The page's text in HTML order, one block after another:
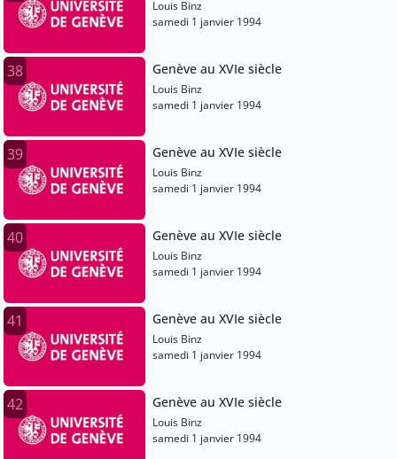
Louis Binz
samedi 1 janvier 1994
38 Genève au XVIe siècle
Louis Binz
samedi 1 janvier 1994
39 Genève au XVIe siècle
Louis Binz
samedi 1 janvier 1994
40 Genève au XVIe siècle
Louis Binz
samedi 1 janvier 1994
41 Genève au XVIe siècle
Louis Binz
samedi 1 janvier 1994
42 Genève au XVIe siècle
Louis Binz
samedi 1 janvier 1994